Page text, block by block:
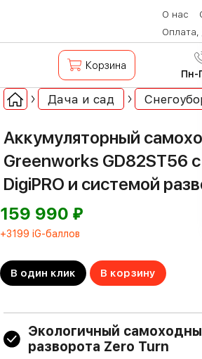
О нас
Оплата,
Корзина
Пн-
Дача и сад
Аккумуляторный
Greenworks GD82ST56
DigiPRO и системой
159 990 ⃏
+3199 iG-баллов
В один клик В корзину
Экологичный
разворота Zero Turn